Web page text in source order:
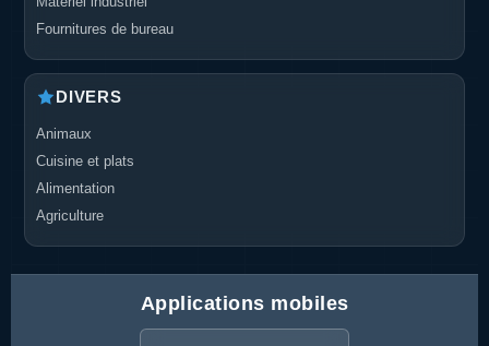
Fournitures de bureau
DIVERS
Animaux
Cuisine et plats
Alimentation
Agriculture
Applications mobiles